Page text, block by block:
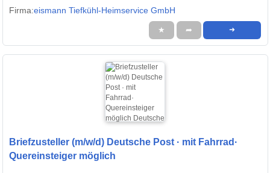
Firma:eismann Tiefkühl-Heimservice GmbH
★ ➦ ➜
Briefzusteller (m/w/d) Deutsche Post · mit Fahrrad·
Quereinsteiger möglich